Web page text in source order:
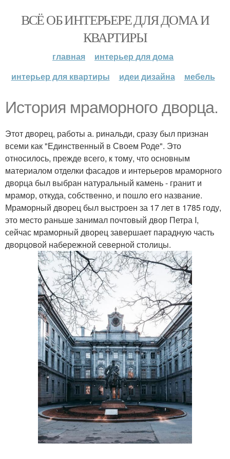
ВСЁ ОБ ИНТЕРЬЕРЕ ДЛЯ ДОМА И
КВАРТИРЫ
главная
интерьер для дома
интерьер для квартиры
идеи дизайна мебель
История мраморного дворца.
Этот дворец, работы а. ринальди, сразу был признан
всеми как "Единственный в Своем Роде". Это
относилось, прежде всего, к тому, что основным
материалом отделки фасадов и интерьеров мраморного
дворца был выбран натуральный камень - гранит и
мрамор, откуда, собственно, и пошло его название.
Мраморный дворец был выстроен за 17 лет в 1785 году,
это место раньше занимал почтовый двор Петра I,
сейчас мраморный дворец завершает парадную часть
дворцовой набережной северной столицы.